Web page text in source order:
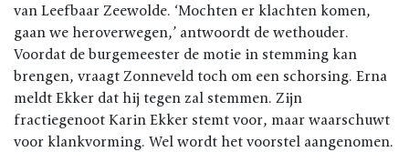
van Leefbaar Zeewolde. ‘Mochten er klachten komen,
gaan we heroverwegen,’ antwoordt de wethouder.
Voordat de burgemeester de motie in stemming kan
brengen, vraagt Zonneveld toch om een schorsing. Erna
meldt Ekker dat hij tegen zal stemmen. Zijn
fractiegenoot Karin Ekker stemt voor, maar waarschuwt
voor klankvorming. Wel wordt het voorstel aangenomen.